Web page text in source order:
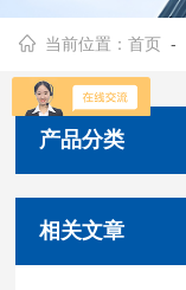
当前位置：首页 -
产品分类
相关文章